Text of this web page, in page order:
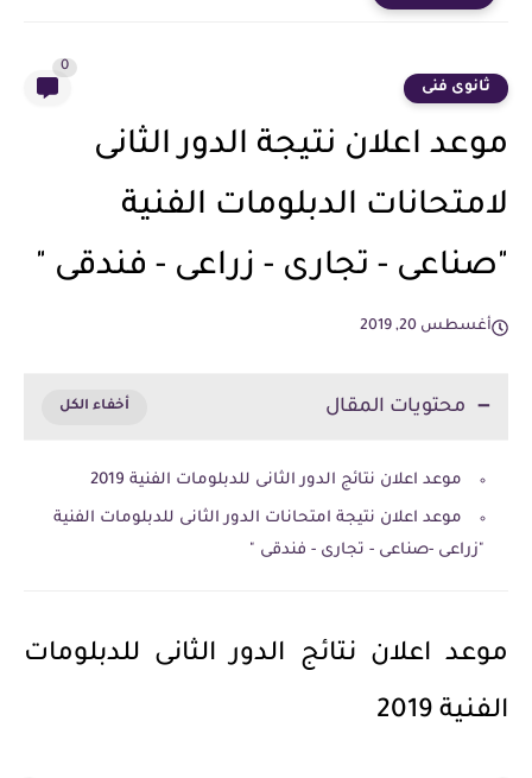
ثانوى فنى
0
موعد اعلان نتيجة الدور الثانى
لامتحانات الدبلومات الفنية
"صناعى - تجارى - زراعى - فندقى "
أغسطس 20, 2019
محتويات المقال
موعد اعلان نتائج الدور الثانى للدبلومات الفنية 2019
موعد اعلان نتيجة امتحانات الدور الثانى للدبلومات الفنية
"زراعى -صناعى - تجارى - فندقى "
موعد اعلان نتائج الدور الثانى للدبلومات
الفنية 2019